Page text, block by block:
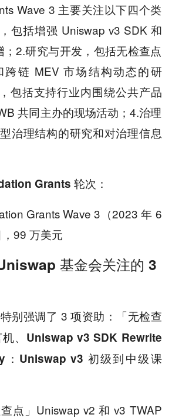
Wave 3 主要关注以下四个类
包括增强 Uniswap v3 SDK 和
2.研究与开发，包括无检查点
跨链 MEV 市场结构动态的研
包括支持行业内围绕公共产品
共同主办的现场活动；4.治理
治理结构的研究和对治理信息
Grants 轮次 ：
Grants Wave 3（2023 年 6
，99 万美元
基金会关注的 3
别强调了 3 项资助：
「无检查
机、Uniswap v3 SDK Rewrite
：Uniswap v3 初级到中级课
查点」Uniswap v2 和 v3 TWAP